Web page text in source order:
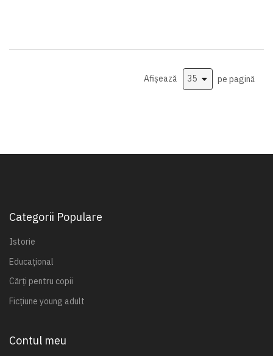
Afișează pe pagină
Categorii Populare
Istorie
Educațional
Cărți pentru copii
Ficțiune young adult
Contul meu